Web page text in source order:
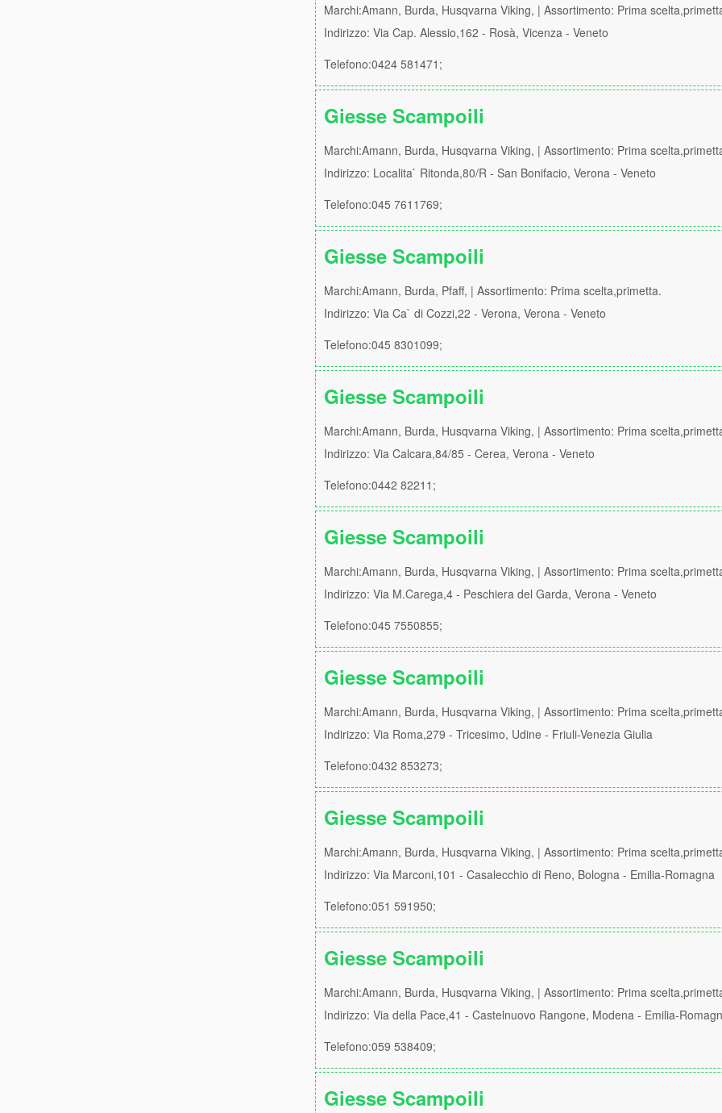
Marchi:Amann, Burda, Husqvarna Viking, | Assortimento: Prima
Indirizzo: Via Cap. Alessio,162 - Rosà, Vicenza - Veneto
Telefono:0424 581471;
Giesse Scampoili
Marchi:Amann, Burda, Husqvarna Viking, | Assortimento: Prima
Indirizzo: Localita` Ritonda,80/R - San Bonifacio, Verona - Veneto
Telefono:045 7611769;
Giesse Scampoili
Marchi:Amann, Burda, Pfaff, | Assortimento: Prima scelta,primetta.
Indirizzo: Via Ca` di Cozzi,22 - Verona, Verona - Veneto
Telefono:045 8301099;
Giesse Scampoili
Marchi:Amann, Burda, Husqvarna Viking, | Assortimento: Prima
Indirizzo: Via Calcara,84/85 - Cerea, Verona - Veneto
Telefono:0442 82211;
Giesse Scampoili
Marchi:Amann, Burda, Husqvarna Viking, | Assortimento: Prima
Indirizzo: Via M.Carega,4 - Peschiera del Garda, Verona - Veneto
Telefono:045 7550855;
Giesse Scampoili
Marchi:Amann, Burda, Husqvarna Viking, | Assortimento: Prima
Indirizzo: Via Roma,279 - Tricesimo, Udine - Friuli-Venezia Giulia
Telefono:0432 853273;
Giesse Scampoili
Marchi:Amann, Burda, Husqvarna Viking, | Assortimento: Prima
Indirizzo: Via Marconi,101 - Casalecchio di Reno, Bologna - Emilia-Romagna
Telefono:051 591950;
Giesse Scampoili
Marchi:Amann, Burda, Husqvarna Viking, | Assortimento: Prima
Indirizzo: Via della Pace,41 - Castelnuovo Rangone, Modena - Emilia-
Telefono:059 538409;
Giesse Scampoili